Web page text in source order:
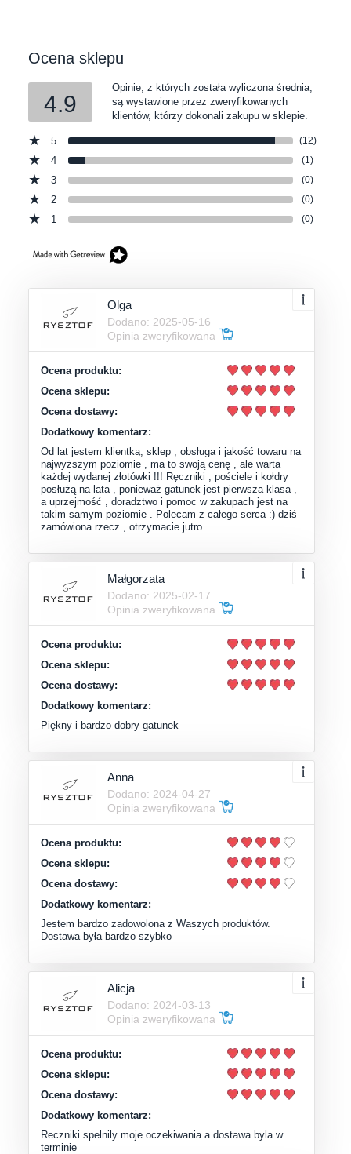
Ocena sklepu
4.9
Opinie, z których została wyliczona średnia,
są wystawione przez zweryfikowanych
klientów, którzy dokonali zakupu w sklepie.
5 (12)
4 (1)
3 (0)
2 (0)
1 (0)
Olga
Dodano: 2025-05-16
Opinia zweryfikowana
Ocena produktu:
Ocena sklepu:
Ocena dostawy:
Dodatkowy komentarz:
Od lat jestem klientką, sklep , obsługa i jakość towaru na
najwyższym poziomie , ma to swoją cenę , ale warta
każdej wydanej złotówki !!! Ręczniki , pościele i kołdry
posłużą na lata , ponieważ gatunek jest pierwsza klasa ,
a uprzejmość , doradztwo i pomoc w zakupach jest na
takim samym poziomie . Polecam z całego serca :) dziś
zamówiona rzecz , otrzymacie jutro …
Małgorzata
Dodano: 2025-02-17
Opinia zweryfikowana
Ocena produktu:
Ocena sklepu:
Ocena dostawy:
Dodatkowy komentarz:
Piękny i bardzo dobry gatunek
Anna
Dodano: 2024-04-27
Opinia zweryfikowana
Ocena produktu:
Ocena sklepu:
Ocena dostawy:
Dodatkowy komentarz:
Jestem bardzo zadowolona z Waszych produktów.
Dostawa była bardzo szybko
Alicja
Dodano: 2024-03-13
Opinia zweryfikowana
Ocena produktu:
Ocena sklepu:
Ocena dostawy:
Dodatkowy komentarz:
Reczniki spelnily moje oczekiwania a dostawa byla w
terminie